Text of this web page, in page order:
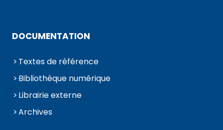
DOCUMENTATION
Textes de référence
Bibliothèque numérique
Librairie externe
Archives